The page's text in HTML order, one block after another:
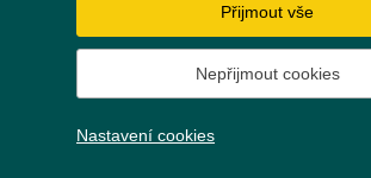
Přijmout vše
Nepřijmout cookies
Nastavení cookies